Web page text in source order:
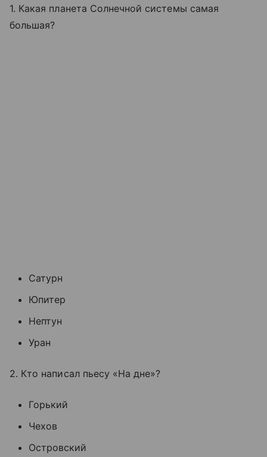
1. Какая планета Солнечной системы самая
большая?
Сатурн
Юпитер
Нептун
Уран
2. Кто написал пьесу «На дне»?
Горький
Чехов
Островский